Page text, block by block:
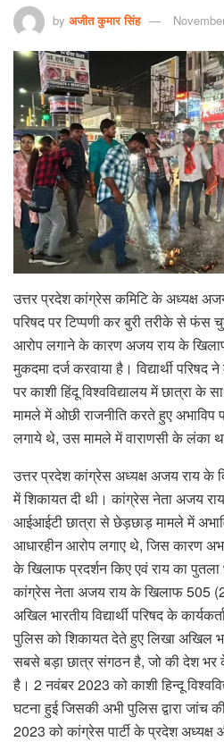
by अजीत कुमार सिंह
उत्तर प्रदेश कांग्रेस कमिटि के अध्यक्ष अजय
परिषद पर टिप्पणी कर बुरी तरीके से फंस
आरोप लगाने के कारण अजय राय के
मुकदमा दर्ज करवाया है। विद्यार्थी
पर काशी हिंदू विश्वविद्यालय में छात्रा के
मामले में ओछी राजनीति करते हुए
लगाये थे, उस मामले में वाराणसी के लंका
उत्तर प्रदेश कांग्रेस अध्यक्ष अजय राय के
में शिकायत दी थी। कांग्रेस नेता अजय राय
आईआईटी छात्रा से छेड़छाड़ मामले में
आधारहीन आरोप लगाए थे, जिस कारण
के खिलाफ प्रदर्शन किए एवं राय का
कांग्रेस नेता अजय राय के खिलाफ 505
अखिल भारतीय विद्यार्थी परिषद के
पुलिस को शिकायत देते हुए लिखा अखिल
सबसे बड़ा छात्र संगठन है, जो की देश भर
है। 2 नवंबर 2023 को काशी हिन्दू
घटना हुई जिसकी अभी पुलिस द्वारा जांच
2023 को कांग्रेस पार्टी के प्रदेश अध्यक्ष